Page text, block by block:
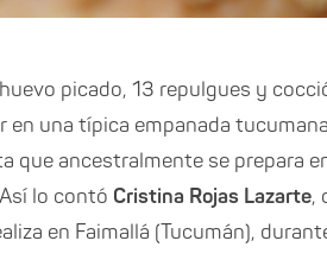
picado, 13 repulgues y
en una típica empanada
que ancestralmente se prepara
lo contó Cristina Rojas Lazarte,
en Faimallá (Tucumán),